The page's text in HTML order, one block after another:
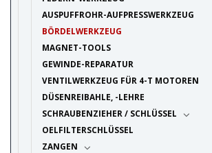
AUSPUFFROHR-AUFPRESSWERKZEUG
BÖRDELWERKZEUG
MAGNET-TOOLS
GEWINDE-REPARATUR
VENTILWERKZEUG FÜR 4-T MOTOREN
DÜSENREIBAHLE, -LEHRE
SCHRAUBENZIEHER / SCHLÜSSEL
OELFILTERSCHLÜSSEL
ZANGEN